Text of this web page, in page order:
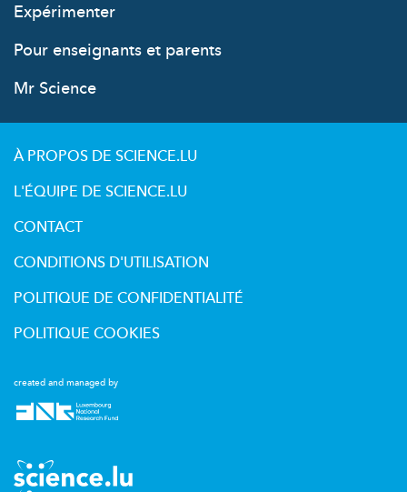
Expérimenter
Pour enseignants et parents
Mr Science
created and managed by
À PROPOS DE SCIENCE.LU
L'ÉQUIPE DE SCIENCE.LU
CONTACT
CONDITIONS D'UTILISATION
POLITIQUE DE CONFIDENTIALITÉ
POLITIQUE COOKIES